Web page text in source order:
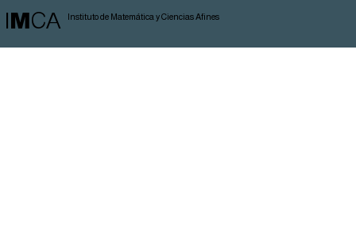
M CA Instituto de Matemática y Ciencias Afines